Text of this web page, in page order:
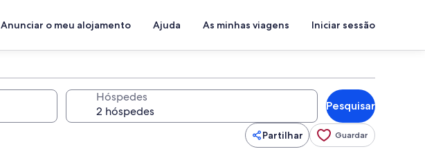
Anunciar o meu alojamento Ajuda As minhas viagens Iniciar sessão
Hóspedes
Pesquisar
Partilhar Guardar